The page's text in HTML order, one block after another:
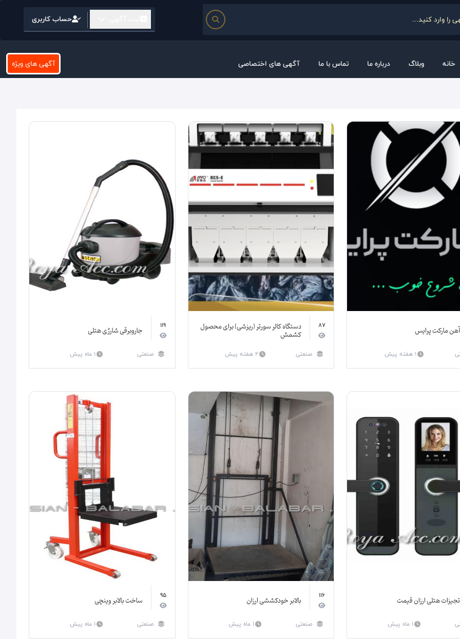
حساب کاربری
خانه وبلاگ درباره ما تماس با ما آگهی های اختصاصی آگهی های ویژه
آهن مارکت پرایس
1 هفته پیش
87 دستگاه کالر سورتر (ریزشی) برای محصول
کشمش
صنعتی 2 هفته پیش
119 جاروبرقی شارژی هتلی
صنعتی 1 ماه پیش
تجیزات هتلی ارزان قیمت
1 ماه پیش
116 بالابر خودکششی ارزان
صنعتی 1 ماه پیش
95 ساخت بالابر وینچی
صنعتی 1 ماه پیش